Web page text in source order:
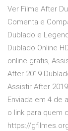
Ver Filme After
Comenta e
Dublado e
Dublado Online
online gratis,
After 2019
Assistir After
Enviada em 4 de
o link para quem
https://